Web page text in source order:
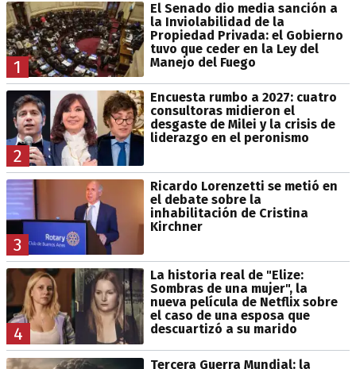
1
El Senado dio media sanción a
la Inviolabilidad de la
Propiedad Privada: el Gobierno
tuvo que ceder en la Ley del
Manejo del Fuego
2
Encuesta rumbo a 2027: cuatro
consultoras midieron el
desgaste de Milei y la crisis de
liderazgo en el peronismo
3
Ricardo Lorenzetti se metió en
el debate sobre la
inhabilitación de Cristina
Kirchner
4
La historia real de "Elize:
Sombras de una mujer", la
nueva película de Netflix sobre
el caso de una esposa que
descuartizó a su marido
Tercera Guerra Mundial: la